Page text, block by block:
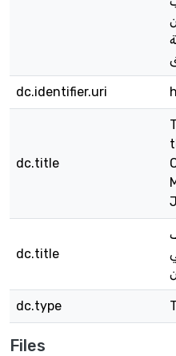
dc.identifier.uri
dc.title
dc.title
dc.type
Files